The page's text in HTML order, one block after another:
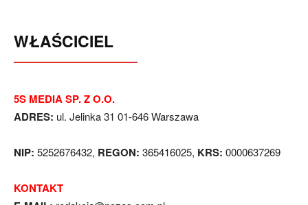
WŁAŚCICIEL
5S MEDIA SP. Z O.O.
ADRES: ul. Jelinka 31 01-646 Warszawa
NIP: 5252676432, REGON: 365416025, KRS: 0000637269
KONTAKT